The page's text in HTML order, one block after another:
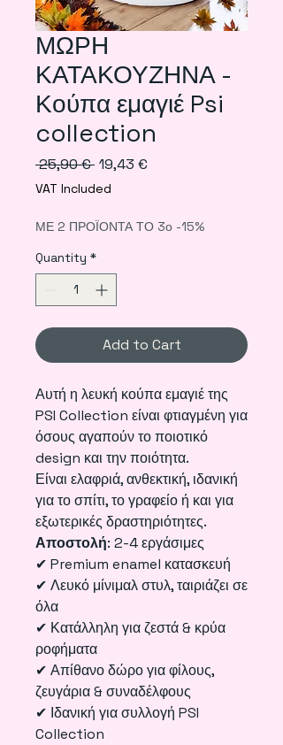
ΜΩΡΗ
ΚΑΤΑΚΟΥΖΗΝΑ -
Κούπα εμαγιέ Psi
collection
25,90 € Regular
Price
19,43 €
VAT Included
ΜΕ 2 ΠΡΟΪΟΝΤΑ ΤΟ 3ο -15%
Quantity *
Add to Cart
Αυτή η λευκή κούπα εμαγιέ της
PSI Collection είναι φτιαγμένη για
όσους αγαπούν το ποιοτικό
design και την ποιότητα.
Είναι ελαφριά, ανθεκτική, ιδανική
για το σπίτι, το γραφείο ή και για
εξωτερικές δραστηριότητες.
Αποστολή: 2-4 εργάσιμες
✔ Premium enamel κατασκευή
✔ Λευκό μίνιμαλ στυλ, ταιριάζει σε
όλα
✔ Κατάλληλη για ζεστά & κρύα
ροφήματα
✔ Απίθανο δώρο για φίλους,
ζευγάρια & συναδέλφους
✔ Ιδανική για συλλογή PSI
Collection